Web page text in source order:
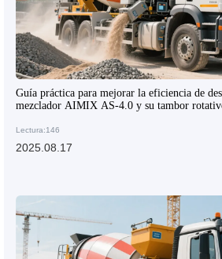
Guía práctica para mejorar la eficiencia de
mezclador AIMIX AS-4.0 y su tambor
Lectura:146
2025.08.17